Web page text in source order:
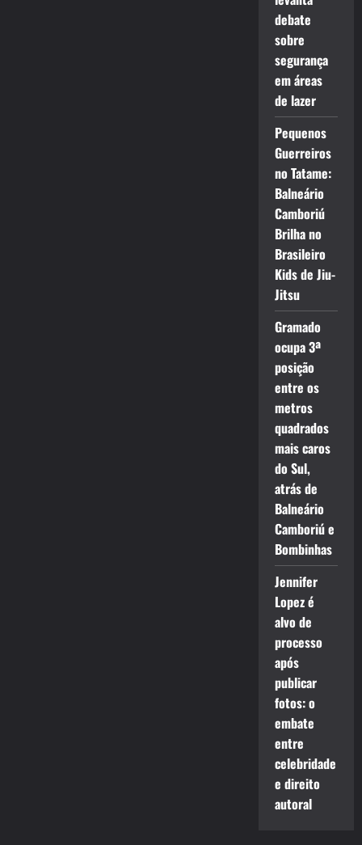
debate
sobre
segurança
em áreas
de lazer
Pequenos
Guerreiros
no Tatame:
Balneário
Camboriú
Brilha no
Brasileiro
Kids de Jiu-
Jitsu
Gramado
ocupa 3ª
posição
entre os
metros
quadrados
mais caros
do Sul,
atrás de
Balneário
Camboriú e
Bombinhas
Jennifer
Lopez é
alvo de
processo
após
publicar
fotos: o
embate
entre
celebridade
e direito
autoral